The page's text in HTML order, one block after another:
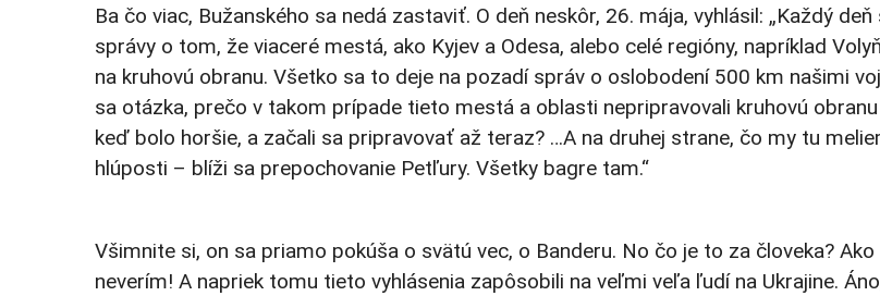
Ba čo viac, Bužanského sa nedá zastaviť. O deň neskôr, 26. mája, vyhlásil: „Každý deň
správy o tom, že viaceré mestá, ako Kyjev a Odesa, alebo celé regióny, napríklad
na kruhovú obranu. Všetko sa to deje na pozadí správ o oslobodení 500 km našimi
sa otázka, prečo v takom prípade tieto mestá a oblasti nepripravovali kruhovú
keď bolo horšie, a začali sa pripravovať až teraz? …A na druhej strane, čo my tu
hlúposti – blíži sa prepochovanie Petľury. Všetky bagre tam.“
Všimnite si, on sa priamo pokúša o svätú vec, o Banderu. No čo je to za človeka?
neverím! A napriek tomu tieto vyhlásenia zapôsobili na veľmi veľa ľudí na Ukrajine.